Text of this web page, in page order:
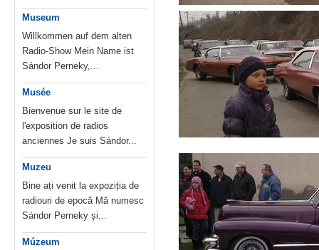
Museum
Willkommen auf dem alten
Radio-Show Mein Name ist
Sándor Perneky,...
Musée
Bienvenue sur le site de
l'exposition de radios
anciennes Je suis Sándor...
Muzeu
Bine ați venit la expoziția de
radiouri de epocă Mă numesc
Sándor Perneky și...
Múzeum